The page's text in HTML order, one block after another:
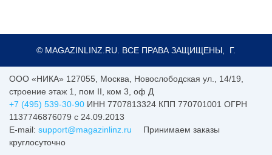
© MAGAZINLINZ.RU. ВСЕ ПРАВА ЗАЩИЩЕНЫ, Г.
ООО «НИКА» 127055 Москва
Новослободская ул., 14/19,
строение этаж 1, пом II, ком 3, оф Д
+7 (495) 539-30-90 ИНН 7707813324 КПП 770701001 ОГРН
1137746876079 с 24.09.2013
E-mail: support@magazinlinz.ru
Принимаем заказы
круглосуточно